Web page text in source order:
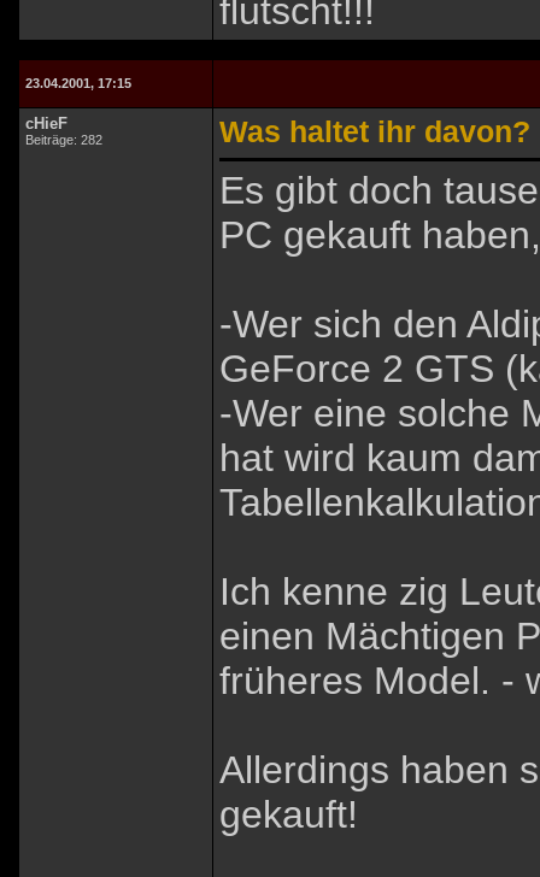
flutscht!!!
23.04.2001, 17:15
cHieF
Beiträge: 282 Was haltet ihr davon?
Es gibt doch
PC gekauft
-Wer sich den
GeForce 2 GTS
-Wer eine solche
hat wird kaum
Ich kenne zig
einen Mächtigen
früheres Model. -
Allerdings haben
gekauft!